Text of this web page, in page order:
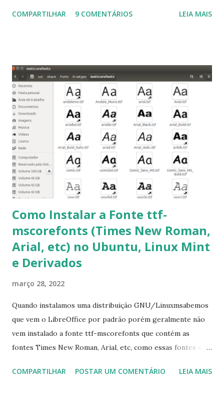
Linux Mint 17, Pinguy OS 14.04, Elementary OS 0.3, Deepin
para usuários iniciantes... 1- Atualizar a lista de pacotes: $
sudo apt-get update 2- Atualizar toda a distro: $ sudo apt-
get -f dist-upgrade ou update-manager -d -c 3- Instalar
pacotes: $ sudo apt-get install [nome do pacote] 4-
Procurar arquivos corrompidos: $ sudo apt-get check 5-
Corrigir problemas de dependências, concluir instalação de
pacotes pendentes e outros erros: $ sudo apt-get -f install
6- Se o comando sudo apt-get -f install nã...
COMPARTILHAR 9 COMENTÁRIOS LEIA MAIS
Como Instalar a Fonte ttf-
mscorefonts (Times New Roman,
Arial, etc) no Ubuntu, Linux Mint
e Derivados
março 28, 2022
Quando instalamos uma distribuição GNU/Linuxmsabemos
que vem o LibreOffice por padrão porém geralmente não
vem instalado a fonte ttf-mscorefonts que contém as
fontes Times New Roman, Arial, etc, como essas fontes são
a Associação Brasileira de Normas Técnicas (ABNT), exige
COMPARTILHAR POSTAR UM COMENTÁRIO LEIA MAIS